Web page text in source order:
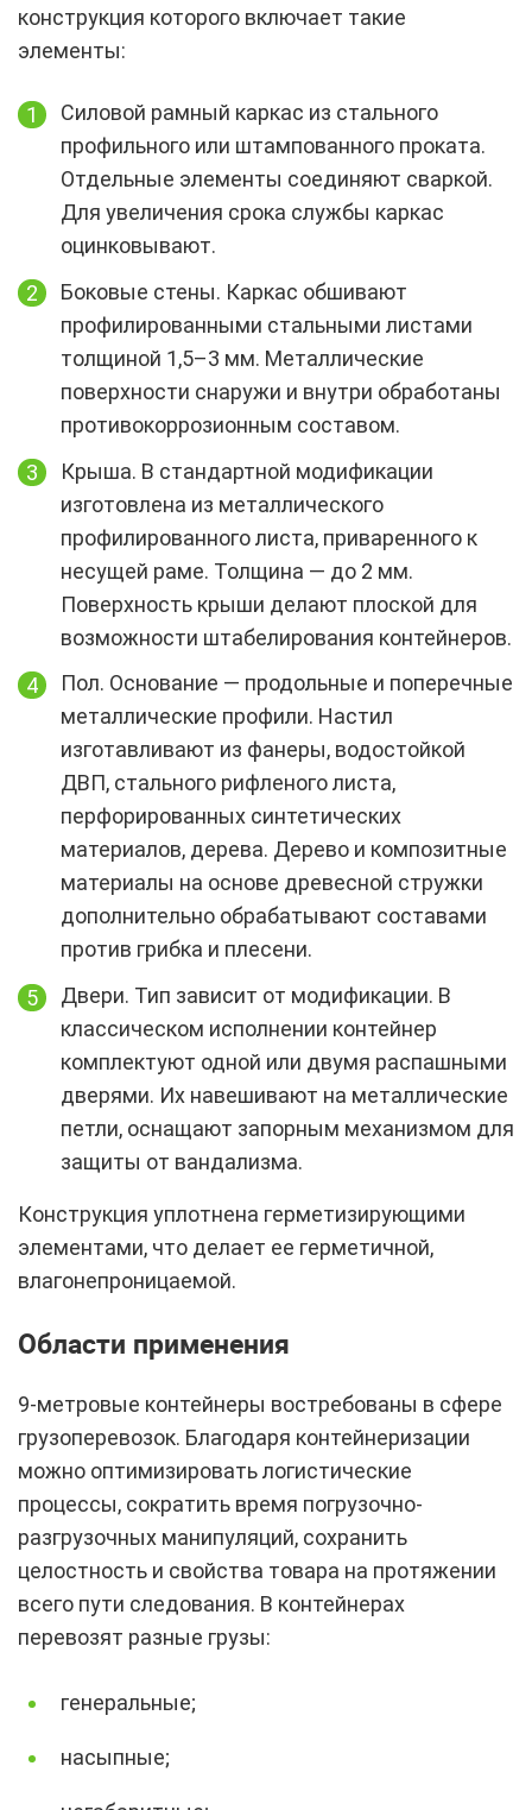
конструкция которого включает такие
элементы:
Силовой рамный каркас из стального
профильного или штампованного проката.
Отдельные элементы соединяют сваркой.
Для увеличения срока службы каркас
оцинковывают.
Боковые стены. Каркас обшивают
профилированными стальными листами
толщиной 1,5–3 мм. Металлические
поверхности снаружи и внутри обработаны
противокоррозионным составом.
Крыша. В стандартной модификации
изготовлена из металлического
профилированного листа, приваренного к
несущей раме. Толщина — до 2 мм.
Поверхность крыши делают плоской для
возможности штабелирования контейнеров.
Пол. Основание — продольные и поперечные
металлические профили. Настил
изготавливают из фанеры, водостойкой
ДВП, стального рифленого листа,
перфорированных синтетических
материалов, дерева. Дерево и композитные
материалы на основе древесной стружки
дополнительно обрабатывают составами
против грибка и плесени.
Двери. Тип зависит от модификации. В
классическом исполнении контейнер
комплектуют одной или двумя распашными
дверями. Их навешивают на металлические
петли, оснащают запорным механизмом для
защиты от вандализма.
Конструкция уплотнена герметизирующими
элементами, что делает ее герметичной,
влагонепроницаемой.
Области применения
9-метровые контейнеры востребованы в сфере
грузоперевозок. Благодаря контейнеризации
можно оптимизировать логистические
процессы, сократить время погрузочно-
разгрузочных манипуляций, сохранить
целостность и свойства товара на протяжении
всего пути следования. В контейнерах
перевозят разные грузы:
генеральные;
насыпные;